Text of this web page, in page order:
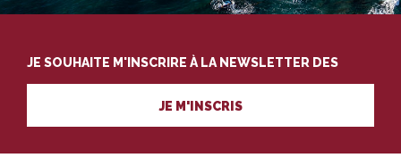
JE SOUHAITE M'INSCRIRE À LA NEWSLETTER DES
PROFESSIONNELS DU TOURISME
JE M'INSCRIS